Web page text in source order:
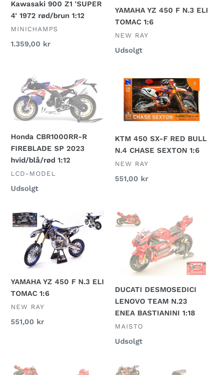
1972
rød/brun
1:12
Kawasaki 900 Z1 'SUPER
4' 1972 rød/brun 1:12
FORHANDLER
MINICHAMPS
Normalpris
1.359,00 kr
TOMAC
1:6
YAMAHA YZ 450 F N.3 ELI
TOMAC 1:6
FORHANDLER
NEW RAY
Normalpris
Udsolgt
Honda
CBR1000RR-
R
FIREBLADE
2023
hvid/blå/rød
1:12
Honda CBR1000RR-R
FIREBLADE SP 2023
hvid/blå/rød 1:12
FORHANDLER
LCD-MODEL
Normalpris
Udsolgt
KTM
450
SX-
BULL
N.4
CHASE
1:6
KTM 450 SX-F RED BULL
N.4 CHASE SEXTON 1:6
FORHANDLER
NEW RAY
Normalpris
551,00 kr
YAMAHA
YZ
TOMAC
1:6
YAMAHA YZ 450 F N.3 ELI
TOMAC 1:6
FORHANDLER
NEW RAY
Normalpris
551,00 kr
DUCATI
DESMOSEDICI
LENOVO
TEAM
N.23
ENEA
BASTIANINI
1:18
DUCATI DESMOSEDICI
LENOVO TEAM N.23
ENEA BASTIANINI 1:18
FORHANDLER
MAISTO
Normalpris
Udsolgt
DUCATI
KTM